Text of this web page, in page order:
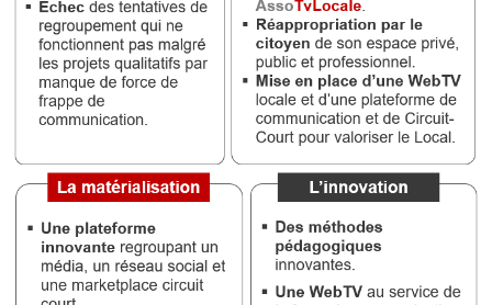
Agenda
Gazette
Vidéos
Médias
du
groupe
Blogs
Prémium